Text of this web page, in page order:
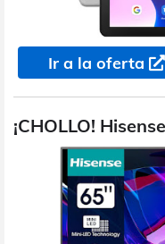
Ir a la oferta
¡CHOLLO!